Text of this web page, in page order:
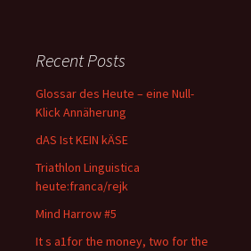
Recent Posts
Glossar des Heute – eine Null-
Klick Annäherung
dAS Ist KEIN kÄSE
Triathlon Linguistica
heute:franca/rejk
Mind Harrow #5
It s a1for the money, two for the